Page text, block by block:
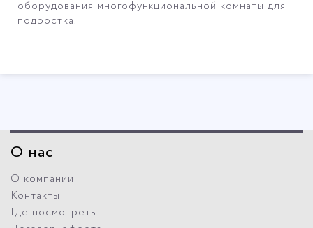
оборудования многофункциональной комнаты для
подростка.
О нас
О компании
Контакты
Где посмотреть